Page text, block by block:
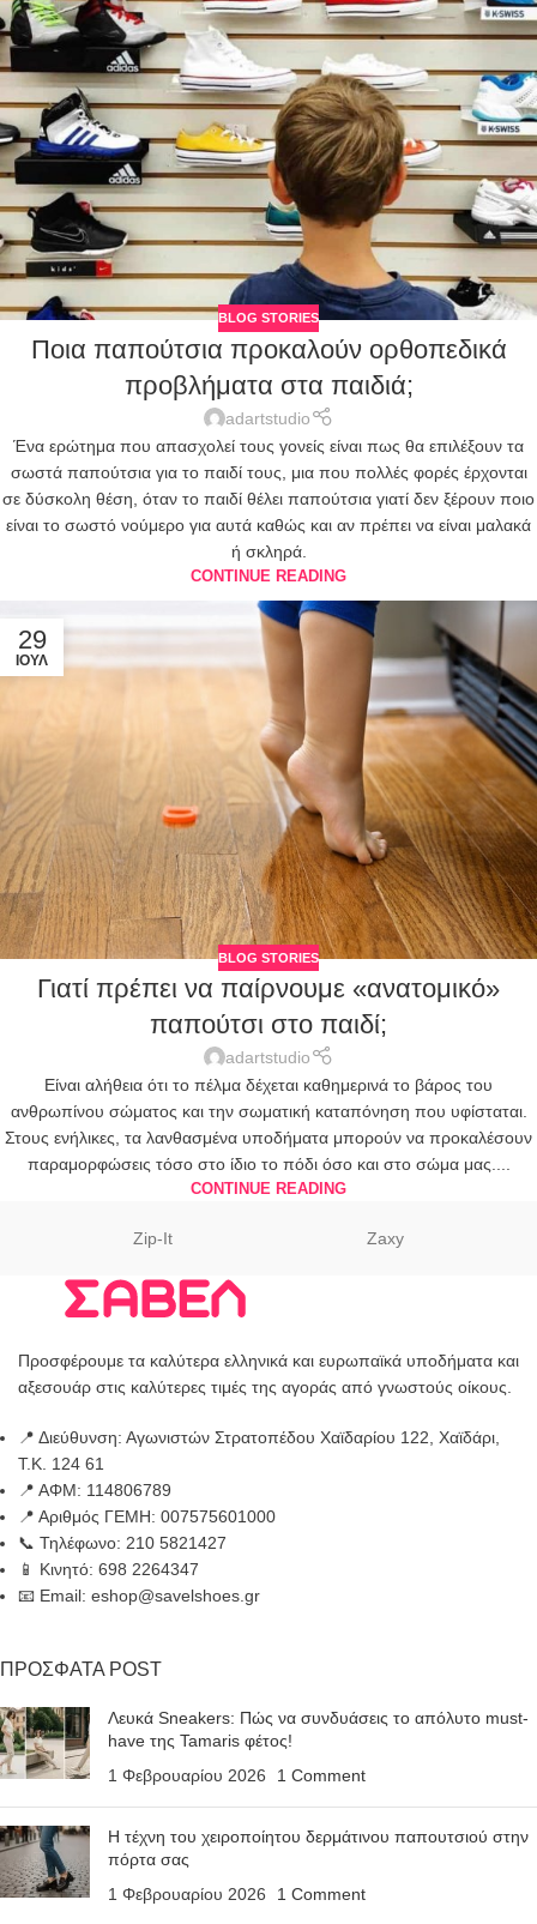
BLOG STORIES
Ποια παπούτσια προκαλούν ορθοπεδικά
προβλήματα στα παιδιά;
adartstudio
Ένα ερώτημα που απασχολεί τους γονείς είναι πως θα επιλέξουν τα
σωστά παπούτσια για το παιδί τους, μια που πολλές φορές έρχονται
σε δύσκολη θέση, όταν το παιδί θέλει παπούτσια γιατί δεν ξέρουν ποιο
είναι το σωστό νούμερο για αυτά καθώς και αν πρέπει να είναι μαλακά
ή σκληρά.
CONTINUE READING
29
ΙΟΎΛ
BLOG STORIES
Γιατί πρέπει να παίρνουμε «ανατομικό»
παπούτσι στο παιδί;
adartstudio
Είναι αλήθεια ότι το πέλμα δέχεται καθημερινά το βάρος του
ανθρωπίνου σώματος και την σωματική καταπόνηση που υφίσταται.
Στους ενήλικες, τα λανθασμένα υποδήματα μπορούν να προκαλέσουν
παραμορφώσεις τόσο στο ίδιο το πόδι όσο και στο σώμα μας....
CONTINUE READING
Zip-It Zaxy
Προσφέρουμε τα καλύτερα ελληνικά και ευρωπαϊκά υποδήματα και
αξεσουάρ στις καλύτερες τιμές της αγοράς από γνωστούς οίκους.
📍 Διεύθυνση: Αγωνιστών Στρατοπέδου Χαϊδαρίου 122, Χαϊδάρι,
Τ.Κ. 124 61
📍 ΑΦΜ: 114806789
📍 Αριθμός ΓΕΜΗ: 007575601000
📞 Τηλέφωνο: 210 5821427
📱 Κινητό: 698 2264347
📧 Email: eshop@savelshoes.gr
ΠΡΟΣΦΑΤΑ POST
Λευκά Sneakers: Πώς να συνδυάσεις το απόλυτο must-
have της Tamaris φέτος!
1 Φεβρουαρίου 2026
1 Comment
Η τέχνη του χειροποίητου δερμάτινου παπουτσιού στην
πόρτα σας
1 Φεβρουαρίου 2026
1 Comment